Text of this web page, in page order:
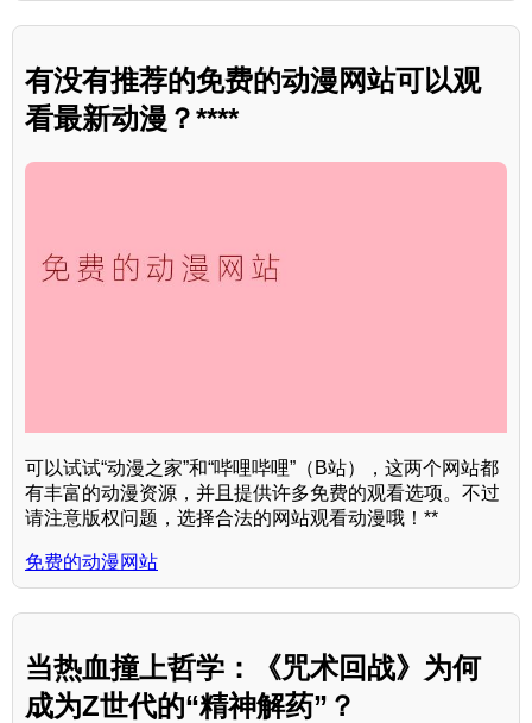
有没有推荐的免费的动漫网站可以观
看最新动漫？****
可以试试“动漫之家”和“哔哩哔哩”（B站），这两个网站都
有丰富的动漫资源，并且提供许多免费的观看选项。不过
请注意版权问题，选择合法的网站观看动漫哦！**
免费的动漫网站
当热血撞上哲学：《咒术回战》为何
成为Z世代的“精神解药”？